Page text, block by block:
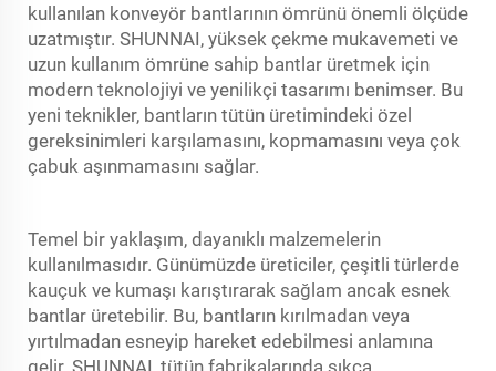
kullanılan konveyör bantlarının ömrünü önemli ölçüde
uzatmıştır. SHUNNAI, yüksek çekme mukavemeti ve
uzun kullanım ömrüne sahip bantlar üretmek için
modern teknolojiyi ve yenilikçi tasarımı benimser. Bu
yeni teknikler, bantların tütün üretimindeki özel
gereksinimleri karşılamasını, kopmamasını veya çok
çabuk aşınmamasını sağlar.
Temel bir yaklaşım, dayanıklı malzemelerin
kullanılmasıdır. Günümüzde üreticiler, çeşitli türlerde
kauçuk ve kumaşı karıştırarak sağlam ancak esnek
bantlar üretebilir. Bu, bantların kırılmadan veya
yırtılmadan esneyip hareket edebilmesi anlamına
gelir. SHUNNAI, tütün fabrikalarında sıkça